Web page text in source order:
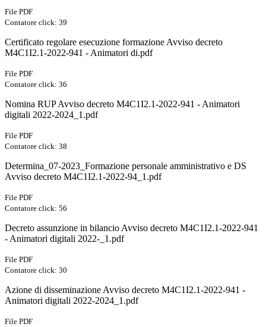
File PDF
Contatore click: 39
Certificato regolare esecuzione formazione Avviso decreto
M4C1I2.1-2022-941 - Animatori di.pdf
File PDF
Contatore click: 36
Nomina RUP Avviso decreto M4C1I2.1-2022-941 - Animatori
digitali 2022-2024_1.pdf
File PDF
Contatore click: 38
Determina_07-2023_Formazione personale amministrativo e DS
Avviso decreto M4C1I2.1-2022-94_1.pdf
File PDF
Contatore click: 56
Decreto assunzione in bilancio Avviso decreto M4C1I2.1-2022-941
- Animatori digitali 2022-_1.pdf
File PDF
Contatore click: 30
Azione di disseminazione Avviso decreto M4C1I2.1-2022-941 -
Animatori digitali 2022-2024_1.pdf
File PDF